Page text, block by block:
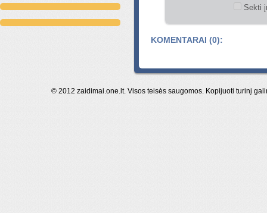
Sekti
KOMENTARAI (0):
© 2012 zaidimai.one.lt. Visos teisės saugomos. Kopijuoti turinį